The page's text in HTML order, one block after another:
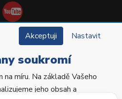
Dental a.s. Všechna práva
Akceptuji Nastavit
soukromí
míru. Na základě Vašeho
jeho obsah a
poradit?Zeptejte se našeho